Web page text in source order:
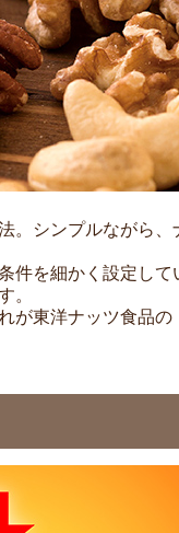
。シンプルながら
件を細かく設定し
。
東洋ナッツ食品の